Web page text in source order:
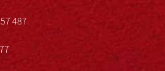
487